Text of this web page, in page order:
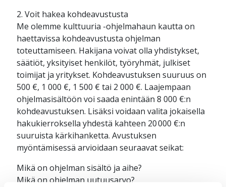
2. Voit hakea kohdeavustusta
Me olemme kulttuuria -ohjelmahaun kautta on
haettavissa kohdeavustusta ohjelman
toteuttamiseen. Hakijana voivat olla yhdistykset,
säätiöt, yksityiset henkilöt, työryhmät, julkiset
toimijat ja yritykset. Kohdeavustuksen suuruus on
500 €, 1 000 €, 1 500 € tai 2 000 €. Laajempaan
ohjelmasisältöön voi saada enintään 8 000 €:n
kohdeavustuksen. Lisäksi voidaan valita jokaisella
hakukierroksella yhdestä kahteen 20 000 €:n
suuruista kärkihanketta. Avustuksen
myöntämisessä arvioidaan seuraavat seikat:
Mikä on ohjelman sisältö ja aihe?
Mikä on ohjelman uutuusarvo?